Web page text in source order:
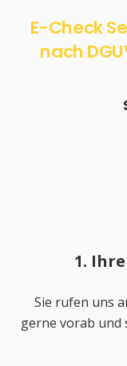
E-Check
nach
1.
Sie rufen uns
gerne vorab und